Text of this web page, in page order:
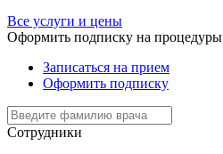
Все услуги и цены
Оформить подписку на процедуры
Записаться на прием
Оформить подписку
Сотрудники